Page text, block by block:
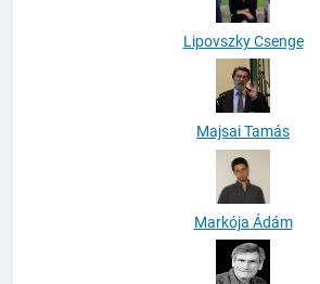
Lipovszky Csenge
Majsai Tamás
Markója Ádám